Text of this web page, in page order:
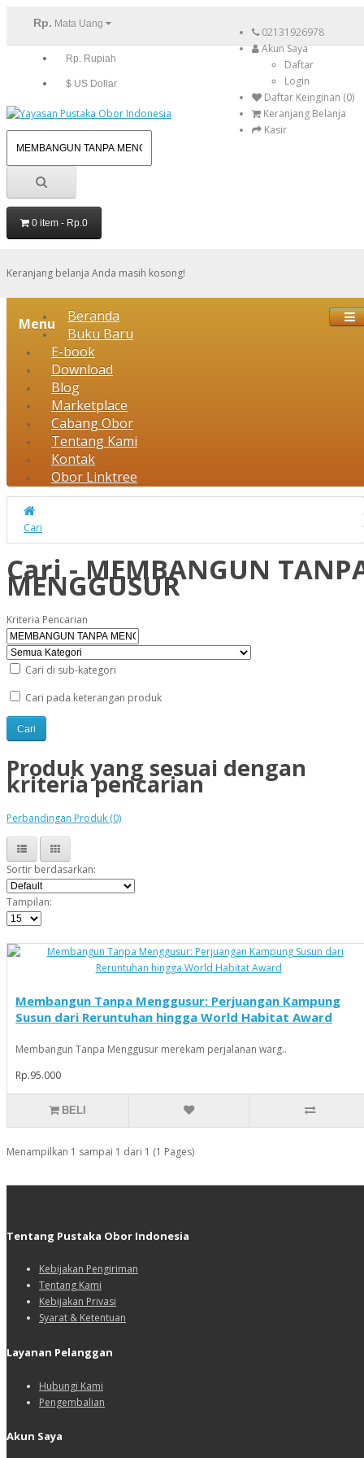
Rp. Mata Uang
Rp. Rupiah
$ US Dollar
02131926978
Akun Saya
Daftar
Login
Daftar Keinginan (0)
Keranjang Belanja
Kasir
0 item - Rp.0
Keranjang belanja Anda masih kosong!
Menu
Beranda
Buku Baru
E-book
Download
Blog
Marketplace
Cabang Obor
Tentang Kami
Kontak
Obor Linktree
Cari
Cari - MEMBANGUN
MENGGUSUR
Kriteria Pencarian
Cari di sub-kategori
Cari pada keterangan produk
Produk yang sesuai dengan
kriteria pencarian
Perbandingan Produk (0)
Sortir berdasarkan:
Tampilan:
Membangun Tanpa Menggusur: Perjuangan Kampung
Susun dari Reruntuhan hingga World Habitat Award
Membangun Tanpa Menggusur merekam perjalanan warg..
Rp.95.000
BELI
Menampilkan 1 sampai 1 dari 1 (1 Pages)
Tentang Pustaka Obor Indonesia
Kebijakan Pengiriman
Tentang Kami
Kebijakan Privasi
Syarat & Ketentuan
Layanan Pelanggan
Hubungi Kami
Pengembalian
Akun Saya